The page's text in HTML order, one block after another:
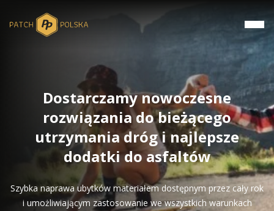
Dostarczamy nowoczesne
rozwiązania do bieżącego
utrzymania dróg i najlepsze
dodatki do asfaltów
Szybka naprawa ubytków materiałem dostępnym przez cały rok
i umożliwiającym zastosowanie we wszystkich warunkach